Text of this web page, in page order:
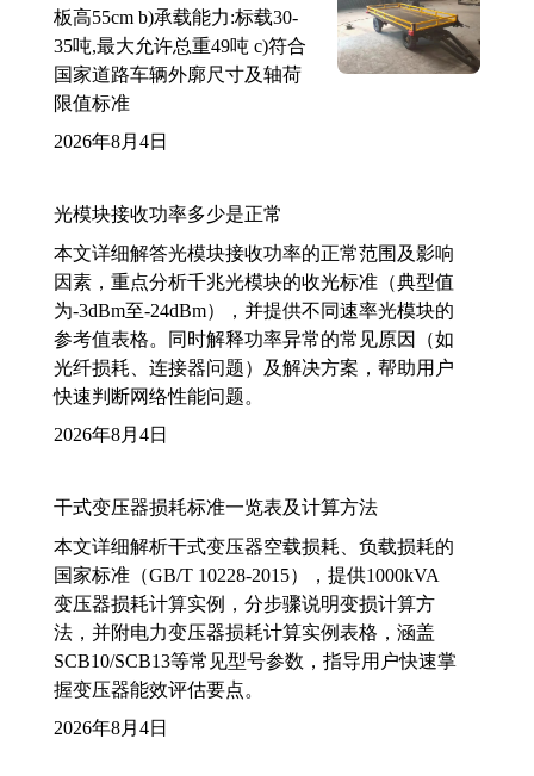
板高55cm b)承载能力:标载30-
35吨,最大允许总重49吨 c)符合
国家道路车辆外廓尺寸及轴荷
限值标准
2026年8月4日
光模块接收功率多少是正常
本文详细解答光模块接收功率的正常范围及影响
因素，重点分析千兆光模块的收光标准（典型值
为-3dBm至-24dBm），并提供不同速率光模块的
参考值表格。同时解释功率异常的常见原因（如
光纤损耗、连接器问题）及解决方案，帮助用户
快速判断网络性能问题。
2026年8月4日
干式变压器损耗标准一览表及计算方法
本文详细解析干式变压器空载损耗、负载损耗的
国家标准（GB/T 10228-2015），提供1000kVA
变压器损耗计算实例，分步骤说明变损计算方
法，并附电力变压器损耗计算实例表格，涵盖
SCB10/SCB13等常见型号参数，指导用户快速掌
握变压器能效评估要点。
2026年8月4日